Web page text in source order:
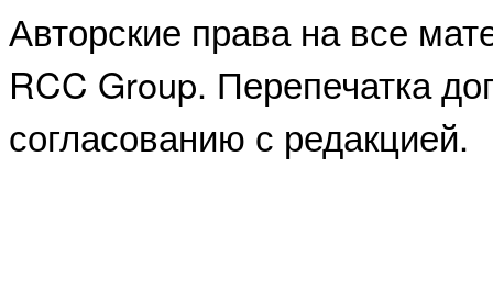
Авторские права на все
RCC Group. Перепечатка
согласованию с редакцией.